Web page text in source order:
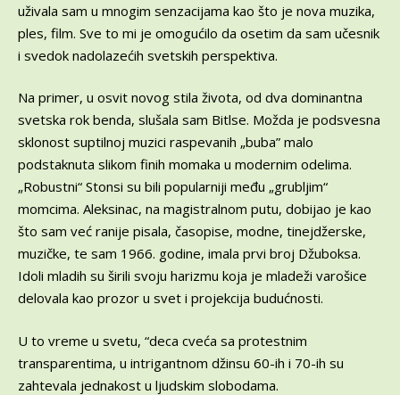
uživala sam u mnogim senzacijama kao što je nova muzika,
ples, film. Sve to mi je omogućilo da osetim da sam učesnik
i svedok nadolazećih svetskih perspektiva.
Na primer, u osvit novog stila života, od dva dominantna
svetska rok benda, slušala sam Bitlse. Možda je podsvesna
sklonost suptilnoj muzici raspevanih „buba” malo
podstaknuta slikom finih momaka u modernim odelima.
„Robustni“ Stonsi su bili popularniji među „grubljim“
momcima. Aleksinac, na magistralnom putu, dobijao je kao
što sam već ranije pisala, časopise, modne, tinejdžerske,
muzičke, te sam 1966. godine, imala prvi broj Džuboksa.
Idoli mladih su širili svoju harizmu koja je mladeži varošice
delovala kao prozor u svet i projekcija budućnosti.
U to vreme u svetu, “deca cveća sa protestnim
transparentima, u intrigantnom džinsu 60-ih i 70-ih su
zahtevala jednakost u ljudskim slobodama.